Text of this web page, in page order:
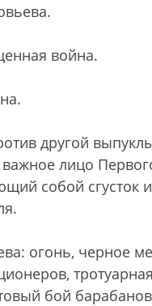
война.
другой
лицо
собой сгусток
огонь, черное
тротуарная
бой